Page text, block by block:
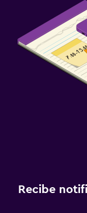
Recibe